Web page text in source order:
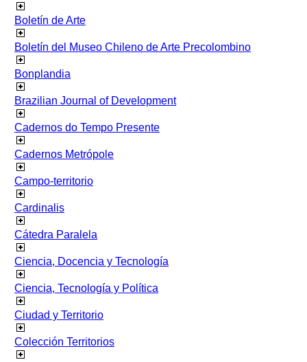
Boletín de Arte
Boletín del Museo Chileno de Arte Precolombino
Bonplandia
Brazilian Journal of Development
Cadernos do Tempo Presente
Cadernos Metrópole
Campo-territorio
Cardinalis
Cátedra Paralela
Ciencia, Docencia y Tecnología
Ciencia, Tecnología y Política
Ciudad y Territorio
Colección Territorios